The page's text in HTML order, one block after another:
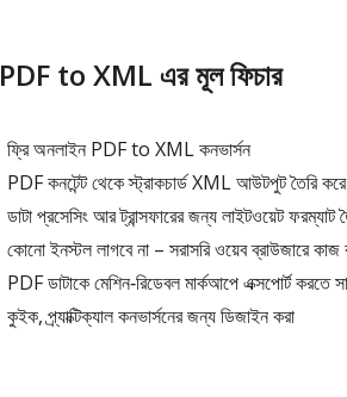
PDF to XML এর মূল ফিচার
ফ্রি অনলাইন PDF to XML কনভার্সন
PDF কনটেন্ট থেকে স্ট্রাকচার্ড XML আউটপুট তৈরি করে
ডাটা প্রসেসিং আর ট্রান্সফারের জন্য লাইটওয়েট ফরম্যাট
কোনো ইনস্টল লাগবে না – সরাসরি ওয়েব ব্রাউজারে কাজ
PDF ডাটাকে মেশিন‑রিডেবল মার্কআপে এক্সপোর্ট করতে
কুইক, প্র্যাক্টিক্যাল কনভার্সনের জন্য ডিজাইন করা